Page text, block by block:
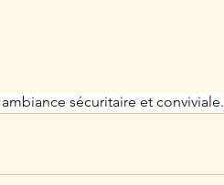
sécuritaire et conviviale.